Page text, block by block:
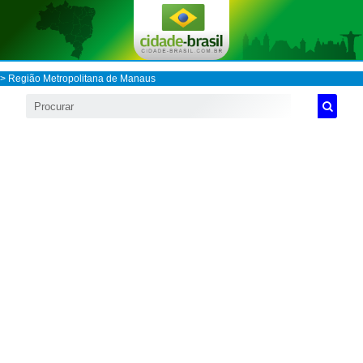
> Região Metropolitana de Manaus